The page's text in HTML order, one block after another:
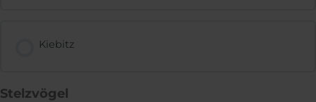
Kiebitz
Stelzvögel